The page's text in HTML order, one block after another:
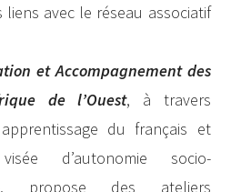
avec le réseau associatif
et Accompagnement des
de l’Ouest, à travers
du français et
d’autonomie socio-
propose des ateliers